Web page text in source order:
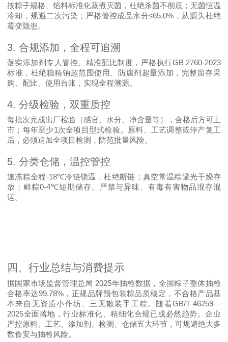
按粽子规格、馅料标准化蒸煮灭菌，杜绝杀菌不彻底；无菌恒温
冷却，规避二次污染；严格管控成品水分≤65.0% ，从源头杜绝
霉变隐患。
3. 合规添加，全程可追溯
落实添加剂专人管控、精准配比制度，严格执行GB 2760-2023
标准，杜绝糖精钠超范围使用、防腐剂超量添加，完整留存采
购、配比、使用台账，实现全程溯源。
4. 分级检验，双重质控
每批次完成出厂检验（感官、水分、净含量等），合格后方可上
市；每年至少1次全项目型式检验。原料、工艺调整或停产复工
后，必须追加全项目检测，防范批量风险。
5. 分类仓储，温控管控
速冻粽全程-18℃冷链锁温，杜绝断链；真空常温粽避光干燥存
放；鲜粽0-4℃短期储存。严禁与异味、有毒有害物品混存混
运。
四、行业总结与消费提示
据国家市场监督管理总局 2025年抽检数据 ，全国粽子整体抽检
合格率达99.78%，正规品牌预包装粽品质稳定，不合格产品基
本来自无资质小作坊、三无散装手工粽。随着GB/T 46259—
2025全面落地，行业标准化、精细化合规已成必然趋势。企业
严控原料、工艺、添加剂、检测、仓储五大环节，可规避绝大多
数食安与抽检风险。